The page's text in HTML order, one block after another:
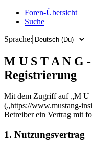
Foren-Übersicht
Suche
Sprache:
M U S T A N G
Registrierung
Mit dem Zugriff auf „M
(„https://www.mustang-
Betreiber ein Vertrag mit
1. Nutzungsvertrag